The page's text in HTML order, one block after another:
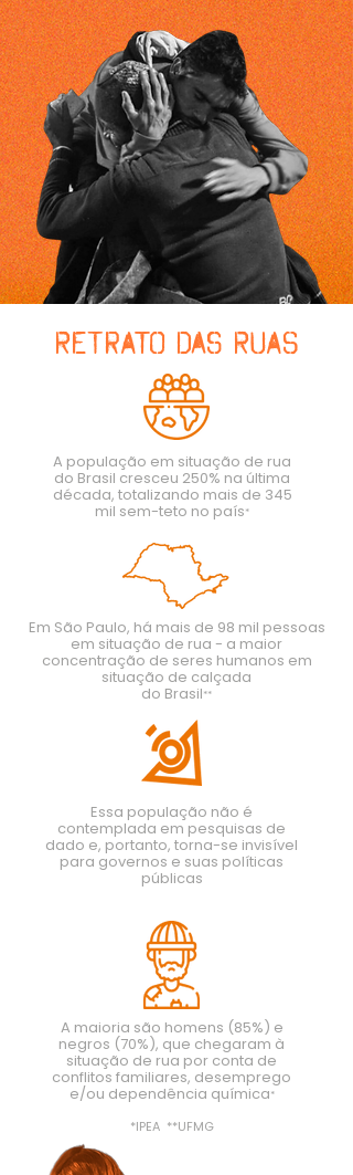
RETRATO DAS RUAS
A população em situação de rua
do Brasil cresceu 250% na última
década, totalizando mais de 345
mil sem-teto no país*
Em São Paulo, há mais de 98 mil pessoas
em situação de rua - a maior
concentração de seres humanos em
situação de calçada
do Brasil**
Essa população não é
contemplada em pesquisas de
dado e, portanto, torna-se invisível
para governos e suas políticas
públicas
A maioria são homens (85%) e
negros (70%), que chegaram à
situação de rua por conta de
conflitos familiares, desemprego
e/ou dependência química*
*IPEA **UFMG